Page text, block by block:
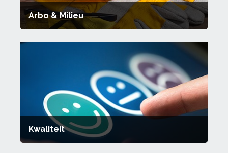
Arbo & Milieu
Kwaliteit